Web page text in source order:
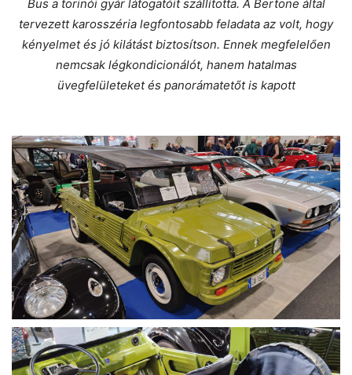
Bus a torinói gyár látogatóit szállította. A Bertone által
tervezett karosszéria legfontosabb feladata az volt, hogy
kényelmet és jó kilátást biztosítson. Ennek megfelelően
nemcsak légkondicionálót, hanem hatalmas
üvegfelületeket és panorámatetőt is kapott